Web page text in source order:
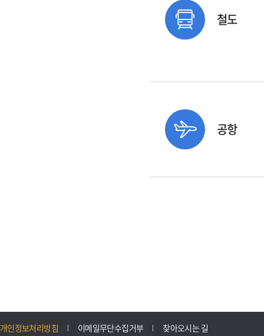
철도
공항
개인정보처리방침 이메일무단수집거부 찾아오시는 길